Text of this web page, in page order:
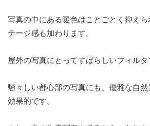
写真の中にある暖色はことごとく抑え
テージ感も加わります。
屋外の写真にとってすばらしいフィルタ
騒々しい都心部の写真にも、優雅な自
効果的です。